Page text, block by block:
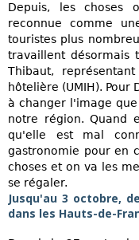
Depuis, les choses
reconnue comme
touristes plus
travaillent désormais
Thibaut,
hôtelière (UMIH). Pour
à changer l'image
notre région. Quand
qu'elle est mal
gastronomie pour en
choses et on va les
se régaler.
Jusqu'au 3 octobre,
dans les Hauts-de-